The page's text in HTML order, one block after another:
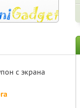
с экрана